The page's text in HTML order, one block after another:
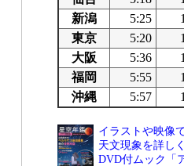
新潟
5:25
東京
5:20
大阪
5:36
福岡
5:55
沖縄
5:57
イラストや映像
天文現象を詳し
DVD付ムック「